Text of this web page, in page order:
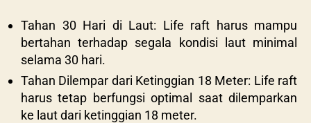
Tahan 30 Hari di Laut: Life raft harus mampu
bertahan terhadap segala kondisi laut minimal
selama 30 hari.
Tahan Dilempar dari Ketinggian 18 Meter: Life raft
harus tetap berfungsi optimal saat dilemparkan
ke laut dari ketinggian 18 meter.